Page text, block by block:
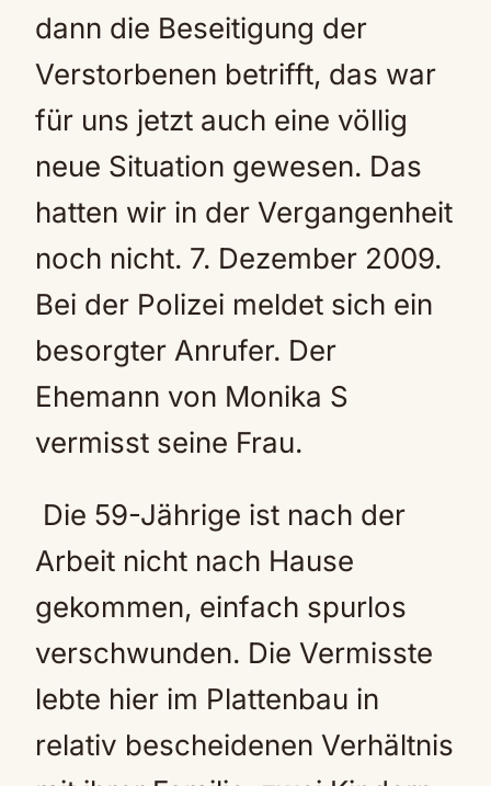
dann die Beseitigung der
Verstorbenen betrifft, das war
für uns jetzt auch eine völlig
neue Situation gewesen. Das
hatten wir in der Vergangenheit
noch nicht. 7. Dezember 2009.
Bei der Polizei meldet sich ein
besorgter Anrufer. Der
Ehemann von Monika S
vermisst seine Frau.
Die 59-Jährige ist nach der
Arbeit nicht nach Hause
gekommen, einfach spurlos
verschwunden. Die Vermisste
lebte hier im Plattenbau in
relativ bescheidenen Verhältnis